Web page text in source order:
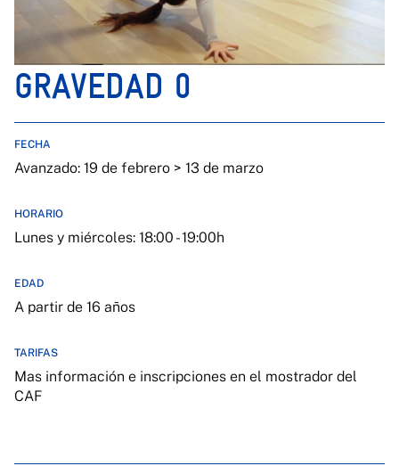
GRAVEDAD 0
FECHA
Avanzado: 19 de febrero > 13 de marzo
HORARIO
Lunes y miércoles: 18:00 - 19:00h
EDAD
A partir de 16 años
TARIFAS
Mas información e inscripciones en el mostrador del
CAF